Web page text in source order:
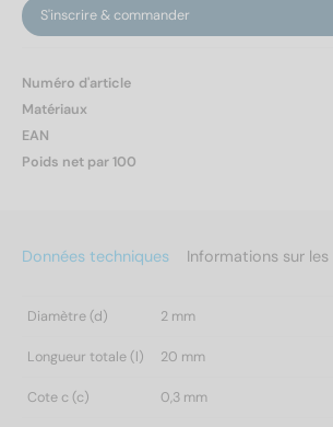
S'inscrire & commander
Numéro d'article
Matériaux
EAN
Poids net par 100
Données techniques Informations sur
Diamètre (d) 2 mm
Longueur totale (l) 20 mm
Cote c (c) 0,3 mm